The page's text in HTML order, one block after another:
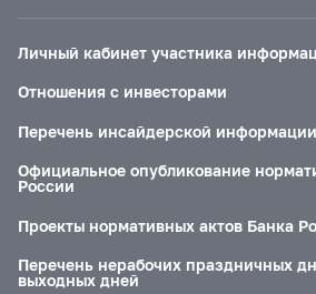
Личный кабинет участника
Отношения с инвесторами
Перечень инсайдерской
Официальное опубликование
России
Проекты нормативных актов Банка
Перечень нерабочих праздничных
выходных дней